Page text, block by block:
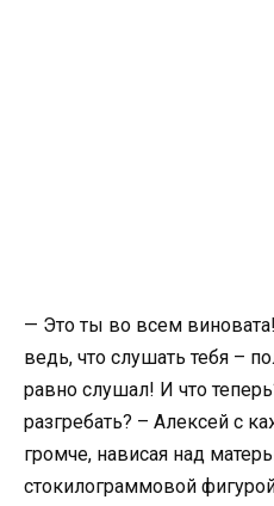
— Это ты во всем
ведь, что слушать тебя –
равно слушал! И что
разгребать? – Алексей с
громче, нависая над
стокилограммовой